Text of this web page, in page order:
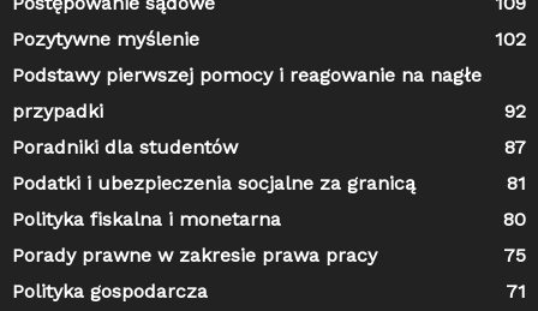
Pozytywne myślenie
102
Podstawy pierwszej pomocy i reagowanie na nagłe
przypadki
92
Poradniki dla studentów
87
Podatki i ubezpieczenia socjalne za granicą
81
Polityka fiskalna i monetarna
80
Porady prawne w zakresie prawa pracy
75
Polityka gospodarcza
71